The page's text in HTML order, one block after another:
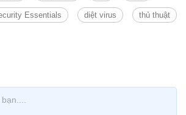
Essentials diệt virus thủ thuật